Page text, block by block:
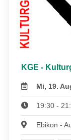
KGE -
Mi, 19.
19:30 -
Ebikon -